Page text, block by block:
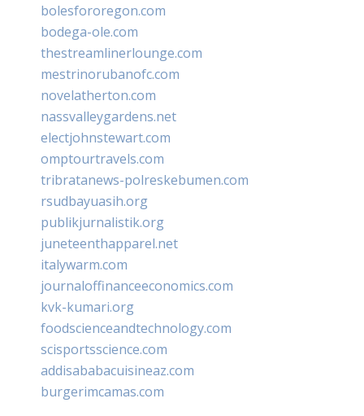
bolesfororegon.com
bodega-ole.com
thestreamlinerlounge.com
mestrinorubanofc.com
novelatherton.com
nassvalleygardens.net
electjohnstewart.com
omptourtravels.com
tribratanews-polreskebumen.com
rsudbayuasih.org
publikjurnalistik.org
juneteenthapparel.net
italywarm.com
journaloffinanceeconomics.com
kvk-kumari.org
foodscienceandtechnology.com
scisportsscience.com
addisababacuisineaz.com
burgerimcamas.com